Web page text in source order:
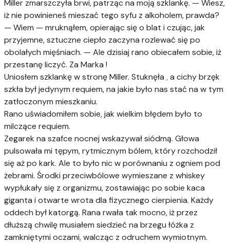
Miller zmarszczyła brwi, patrząc na moją szklankę. — Wiesz,
iż nie powinieneś mieszać tego syfu z alkoholem, prawda?
— Wiem — mruknąłem, opierając się o blat i czując, jak
przyjemne, sztuczne ciepło zaczyna rozlewać się po
obolałych mięśniach. — Ale dzisiaj rano obiecałem sobie, iż
przestanę liczyć. Za Marka !
Uniosłem szklankę w stronę Miller. Stuknęła ,a cichy brzęk
szkła był jedynym requiem, na jakie było nas stać na w tym
zatłoczonym mieszkaniu.
Rano uświadomiłem sobie, jak wielkim błędem było to
milczące requiem.
Zegarek na szafce nocnej wskazywał siódmą. Głowa
pulsowała mi tępym, rytmicznym bólem, który rozchodził
się aż po kark. Ale to było nic w porównaniu z ogniem pod
żebrami. Środki przeciwbólowe wymieszane z whiskey
wypłukały się z organizmu, zostawiając po sobie kaca
giganta i otwarte wrota dla fizycznego cierpienia. Każdy
oddech był katorgą. Rana rwała tak mocno, iż przez
dłuższą chwilę musiałem siedzieć na brzegu łóżka z
zamkniętymi oczami, walcząc z odruchem wymiotnym.